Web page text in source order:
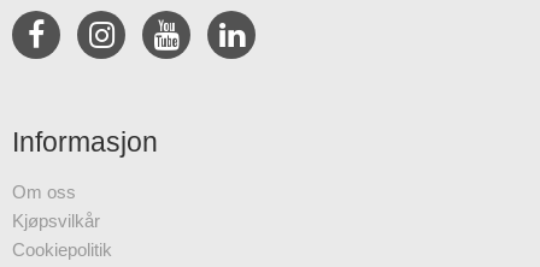
Informasjon
Om oss
Kjøpsvilkår
Cookiepolitik